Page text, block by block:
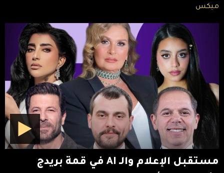
ميكس
مستقبل الإعلام والـ AI في قمة بريدج